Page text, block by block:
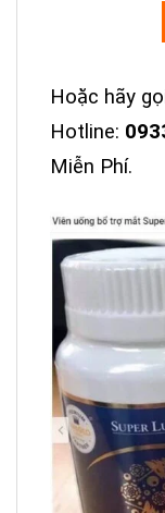
Hoặc hãy
Hotline:
Miễn Phí.